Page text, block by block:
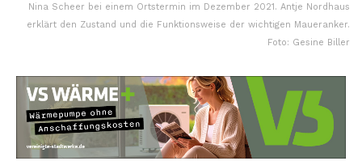
Nina Scheer bei einem Ortstermin im Dezember 2021. Antje Nordhaus
erklärt den Zustand und die Funktionsweise der wichtigen Maueranker.
Foto: Gesine Biller